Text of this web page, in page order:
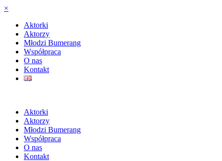
×
Aktorki
Aktorzy
Młodzi Bumerang
Współpraca
O nas
Kontakt
Aktorki
Aktorzy
Młodzi Bumerang
Współpraca
O nas
Kontakt